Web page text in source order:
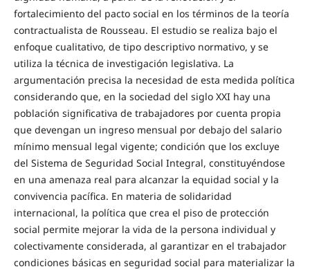
fortalecimiento del pacto social en los términos de la teoría
contractualista de Rousseau. El estudio se realiza bajo el
enfoque cualitativo, de tipo descriptivo normativo, y se
utiliza la técnica de investigación legislativa. La
argumentación precisa la necesidad de esta medida política
considerando que, en la sociedad del siglo XXI hay una
población significativa de trabajadores por cuenta propia
que devengan un ingreso mensual por debajo del salario
mínimo mensual legal vigente; condición que los excluye
del Sistema de Seguridad Social Integral, constituyéndose
en una amenaza real para alcanzar la equidad social y la
convivencia pacífica. En materia de solidaridad
internacional, la política que crea el piso de protección
social permite mejorar la vida de la persona individual y
colectivamente considerada, al garantizar en el trabajador
condiciones básicas en seguridad social para materializar la